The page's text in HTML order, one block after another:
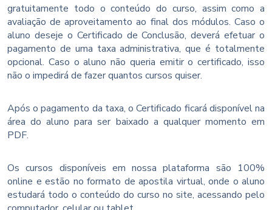
gratuitamente todo o conteúdo do curso, assim como a
avaliação de aproveitamento ao final dos módulos. Caso o
aluno deseje o Certificado de Conclusão, deverá efetuar o
pagamento de uma taxa administrativa, que é totalmente
opcional. Caso o aluno não queria emitir o certificado, isso
não o impedirá de fazer quantos cursos quiser.
Após o pagamento da taxa, o Certificado ficará disponível na
área do aluno para ser baixado a qualquer momento em
PDF.
Os cursos disponíveis em nossa plataforma são 100%
online e estão no formato de apostila virtual, onde o aluno
estudará todo o conteúdo do curso no site, acessando pelo